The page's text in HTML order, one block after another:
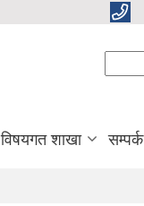
विषयगत शाखा सम्पर्क